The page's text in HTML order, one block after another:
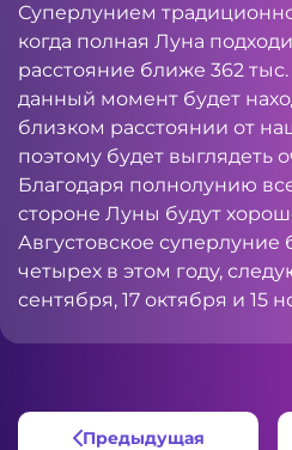
Суперлунием
когда полная Луна
расстояние ближе 362
данный момент будет
близком расстоянии от
поэтому будет выглядеть
Благодаря полнолунию
стороне Луны будут
Августовское суперлуние
четырех в этом году,
сентября, 17 октября и 15
Предыдущая